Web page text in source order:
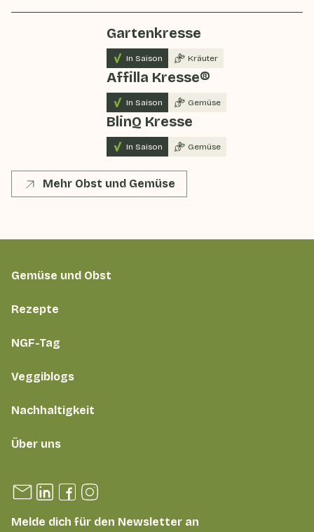
Gartenkresse
In Saison Kräuter
Affilla Kresse®
In Saison Gemüse
BlinQ Kresse
In Saison Gemüse
Mehr Obst und Gemüse
Gemüse und Obst
Rezepte
NGF-Tag
Veggiblogs
Nachhaltigkeit
Über uns
Melde dich für den Newsletter an